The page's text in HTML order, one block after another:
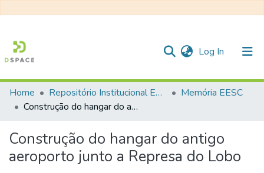
Log In (current)
Communities & Collections
Statistics
Home Repositório Institucional EESC
Memória EESC
Construção do hangar do antigo aeroporto junto a Represa do Lobo
Construção do hangar do antigo
aeroporto junto a Represa do Lobo